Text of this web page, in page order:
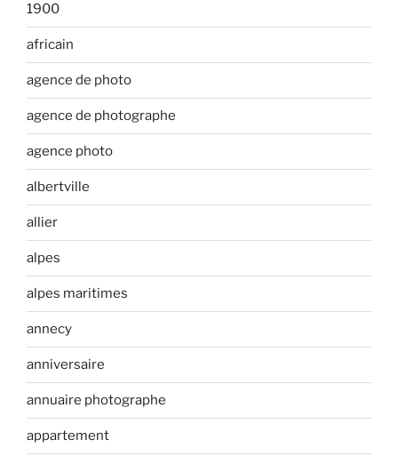
1900
africain
agence de photo
agence de photographe
agence photo
albertville
allier
alpes
alpes maritimes
annecy
anniversaire
annuaire photographe
appartement